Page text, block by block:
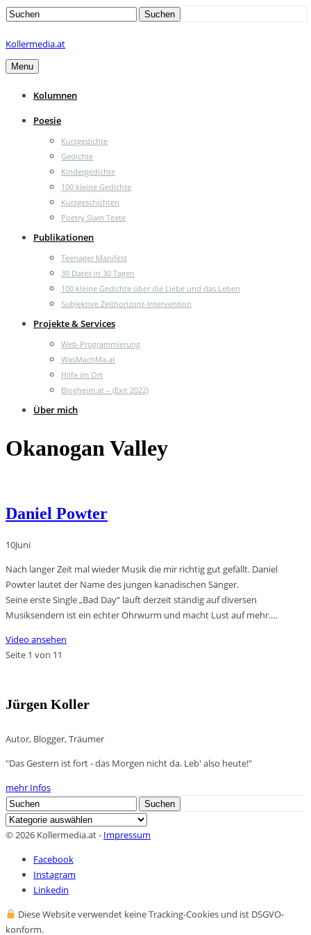
Search
Suchen
Kollermedia.at
Menu
Kolumnen
Poesie
Kurzgedichte
Gedichte
Kindergedichte
100 kleine Gedichte
Kurzgeschichten
Poetry Slam Texte
Publikationen
Teenager Manifest
30 Dates in 30 Tagen
100 kleine Gedichte über die Liebe und das Leben
Subjektive Zeithorizont-Intervention
Projekte & Services
Web-Programmierung
WasMachMa.at
Hilfe im Ort
Blogheim.at – (Exit 2022)
Über mich
Okanogan Valley
Daniel Powter
10Juni
Nach langer Zeit mal wieder Musik die mir richtig gut gefällt. Daniel
Powter lautet der Name des jungen kanadischen Sänger.
Seine erste Single „Bad Day“ läuft derzeit ständig auf diversen
Musiksendern ist ein echter Ohrwurm und macht Lust auf mehr.…
Video ansehen
Seite 1 von 11
Jürgen Koller
Autor, Blogger, Träumer
"Das Gestern ist fort - das Morgen nicht da. Leb' also heute!"
mehr Infos
Search
for:
Suchen
Kategorien
© 2026 Kollermedia.at - Impressum
Facebook
Instagram
Linkedin
Diese Website verwendet keine Tracking-Cookies und ist DSGVO-
konform.